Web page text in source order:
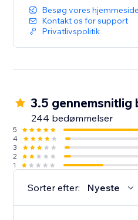
Besøg vores hjemmeside
Kontakt os for support
Privatlivspolitik
3.5 gennemsnitlig
244 bedømmelser
5
4
3
2
1
Sorter efter: Nyeste